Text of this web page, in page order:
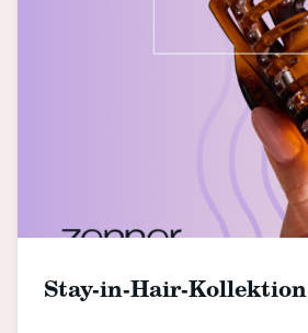
Stay-in-Hair-Kollektion